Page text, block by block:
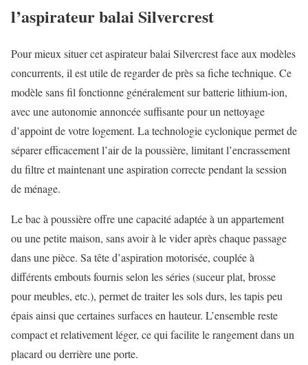
l’aspirateur balai Silvercrest
Pour mieux situer cet aspirateur balai Silvercrest face aux modèles
concurrents, il est utile de regarder de près sa fiche technique. Ce
modèle sans fil fonctionne généralement sur batterie lithium-ion,
avec une autonomie annoncée suffisante pour un nettoyage
d’appoint de votre logement. La technologie cyclonique permet de
séparer efficacement l’air de la poussière, limitant l’encrassement
du filtre et maintenant une aspiration correcte pendant la session
de ménage.
Le bac à poussière offre une capacité adaptée à un appartement
ou une petite maison, sans avoir à le vider après chaque passage
dans une pièce. Sa tête d’aspiration motorisée, couplée à
différents embouts fournis selon les séries (suceur plat, brosse
pour meubles, etc.), permet de traiter les sols durs, les tapis peu
épais ainsi que certaines surfaces en hauteur. L’ensemble reste
compact et relativement léger, ce qui facilite le rangement dans un
placard ou derrière une porte.